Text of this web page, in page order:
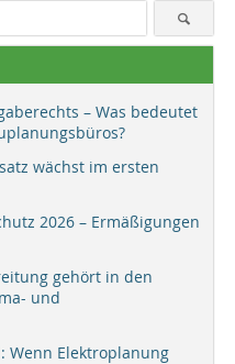
– Was bedeutet
wächst im ersten
2026 – Ermäßigungen
gehört in den
und
Wenn Elektroplanung